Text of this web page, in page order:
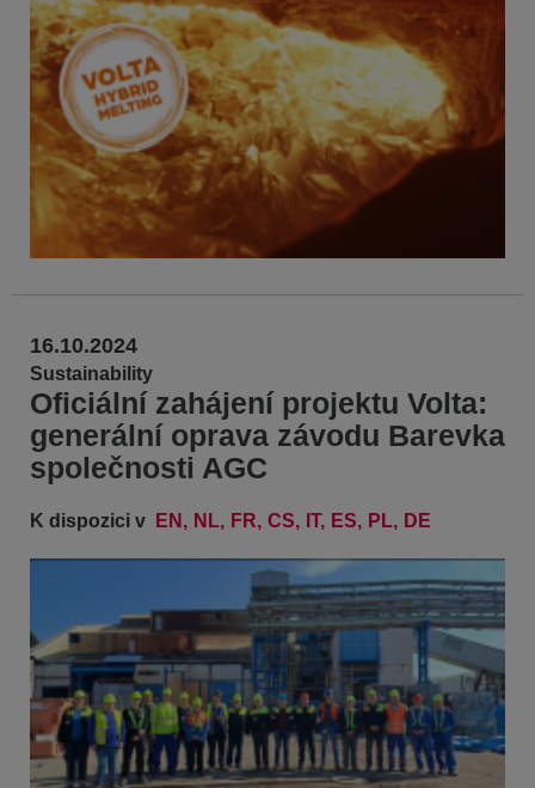
16.10.2024
Sustainability
Oficiální zahájení projektu Volta:
generální oprava závodu Barevka
společnosti AGC
K dispozici v EN NL FR CS IT ES PL DE